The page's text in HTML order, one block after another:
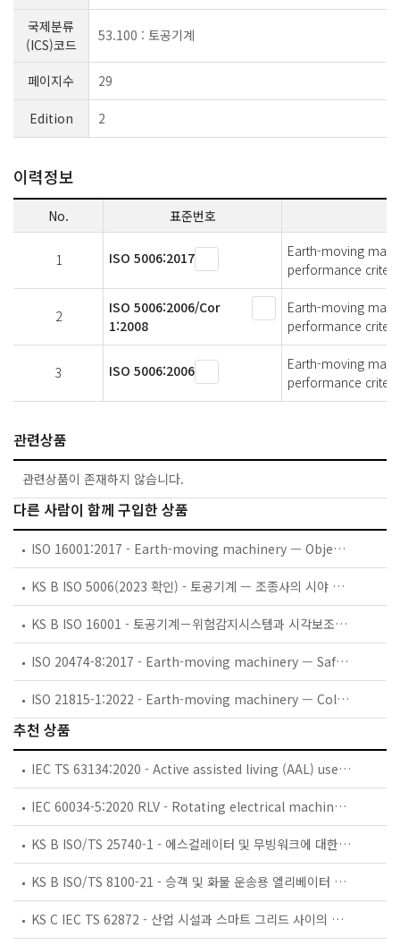
국제분류
(ICS)코드
53.100 : 토공기계
페이지수 29
Edition 2
이력정보
No. 표준번호
1 ISO 5006:2017
Earth-moving
performance
2
ISO 5006:2006/Cor
1:2008
Earth-moving
performance
3 ISO 5006:2006
Earth-moving
performance
관련상품
관련상품이 존재하지 않습니다.
다른 사람이 함께 구입한 상품
ISO 16001:2017 - Earth-moving machinery — Object detection systems and visibility aids — Performance requirements and tests
KS B ISO 5006(2023 확인) - 토공기계 — 조종사의 시야 — 시험방법 및성능 기준
KS B ISO 16001 - 토공기계－위험감지시스템과 시각보조장치－성능요구사항 및 시험
ISO 20474-8:2017 - Earth-moving machinery — Safety — Part 8: Requirements for graders
ISO 21815-1:2022 - Earth-moving machinery — Collision warning and avoidance — Part 1: General requirements
추천 상품
IEC TS 63134:2020 - Active assisted living (AAL) use cases
IEC 60034-5:2020 RLV - Rotating electrical machines - Part 5: Degrees of protection provided by the integral design of rotating electrical machines (IP code) - Classification
KS B ISO/TS 25740-1 - 에스컬레이터 및 무빙워크에 대한 안전요건 — 제1부: 세계공통 필수 안전요건(GESRs)
KS B ISO/TS 8100-21 - 승객 및 화물 운송용 엘리베이터 —제21부: 세계공통 필수안전요건(GESRs)을 충족하는 세계공통 안전 파라미터(GSPs)
KS C IEC TS 62872 - 산업 시설과 스마트 그리드 사이의 산업 공정 측정, 제어 및 자동화 시스템 인터페이스